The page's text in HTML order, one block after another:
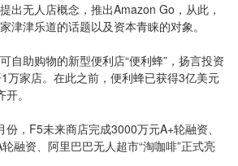
出无人店概念，推出Amazon Go，从此，
津津乐道的话题以及资本青睐的对象。
自助购物的新型便利店“便利蜂”，扬言投资
万家店。在此之前，便利蜂已获得3亿美元
。
，F5未来商店完成3000万元A+轮融资、
融资、阿里巴巴无人超市“淘咖啡”正式亮